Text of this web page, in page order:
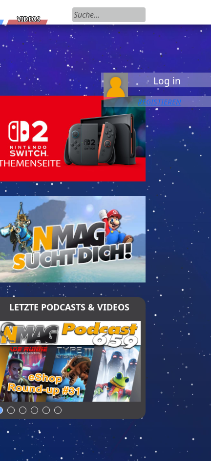
VIDEOS
Suchen nach:
Log in
REGISTIEREN
LETZTE PODCASTS & VIDEOS